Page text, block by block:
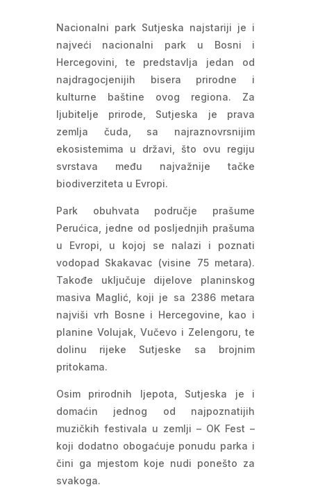
Nacionalni park Sutjeska najstariji je i
najveći nacionalni park u Bosni i
Hercegovini, te predstavlja jedan od
najdragocjenijih bisera prirodne i
kulturne baštine ovog regiona. Za
ljubitelje prirode, Sutjeska je prava
zemlja čuda, sa najraznovrsnijim
ekosistemima u državi, što ovu regiju
svrstava među najvažnije tačke
biodiverziteta u Evropi.
Park obuhvata područje prašume
Perućica, jedne od posljednjih prašuma
u Evropi, u kojoj se nalazi i poznati
vodopad Skakavac (visine 75 metara).
Takođe uključuje dijelove planinskog
masiva Maglić, koji je sa 2386 metara
najviši vrh Bosne i Hercegovine, kao i
planine Volujak, Vučevo i Zelengoru, te
dolinu rijeke Sutjeske sa brojnim
pritokama.
Osim prirodnih ljepota, Sutjeska je i
domaćin jednog od najpoznatijih
muzičkih festivala u zemlji – OK Fest –
koji dodatno obogaćuje ponudu parka i
čini ga mjestom koje nudi ponešto za
svakoga.